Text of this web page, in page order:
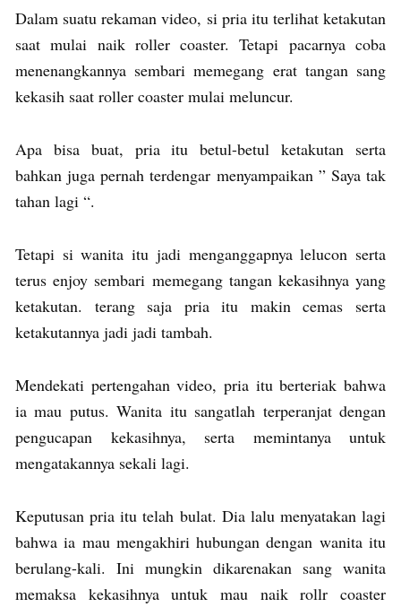
Dalam suatu rekaman video, si pria itu terlihat ketakutan
saat mulai naik roller coaster. Tetapi pacarnya coba
menenangkannya sembari memegang erat tangan sang
kekasih saat roller coaster mulai meluncur.
Apa bisa buat, pria itu betul-betul ketakutan serta
bahkan juga pernah terdengar menyampaikan ” Saya tak
tahan lagi “.
Tetapi si wanita itu jadi menganggapnya lelucon serta
terus enjoy sembari memegang tangan kekasihnya yang
ketakutan. terang saja pria itu makin cemas serta
ketakutannya jadi jadi tambah.
Mendekati pertengahan video, pria itu berteriak bahwa
ia mau putus. Wanita itu sangatlah terperanjat dengan
pengucapan kekasihnya, serta memintanya untuk
mengatakannya sekali lagi.
Keputusan pria itu telah bulat. Dia lalu menyatakan lagi
bahwa ia mau mengakhiri hubungan dengan wanita itu
berulang-kali. Ini mungkin dikarenakan sang wanita
memaksa kekasihnya untuk mau naik rollr coaster